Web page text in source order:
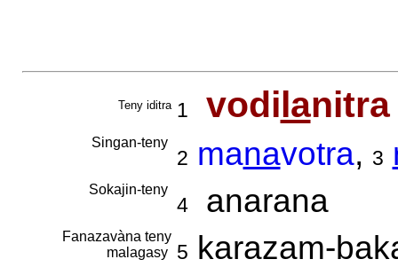
Teny iditra 1 vodilanitra
Singan-teny
2 manavotra, 3
Sokajin-teny
4anarana
Fanazavàna teny
malagasy
5 karazam-